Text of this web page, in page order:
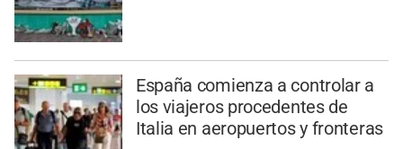
España comienza a controlar a
los viajeros procedentes de
Italia en aeropuertos y fronteras